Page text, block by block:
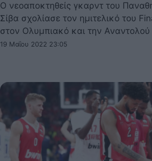
Ο νεοαποκτηθείς γκαρντ του
Σίβα σχολίασε τον ημιτελικό του
στον Ολυμπιακό και την Αναντολού
19 Μαΐου 2022 23:05